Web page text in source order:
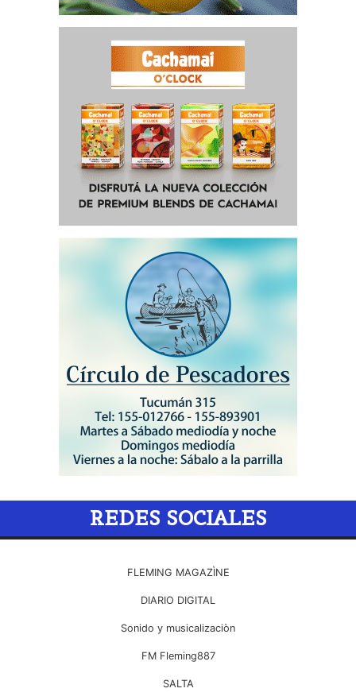
REDES SOCIALES
FLEMING MAGAZÌNE
DIARIO DIGITAL
Sonido y musicalizaciòn
FM Fleming887
SALTA